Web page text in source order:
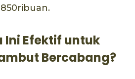
Ini Efektif untuk
Bercabang?